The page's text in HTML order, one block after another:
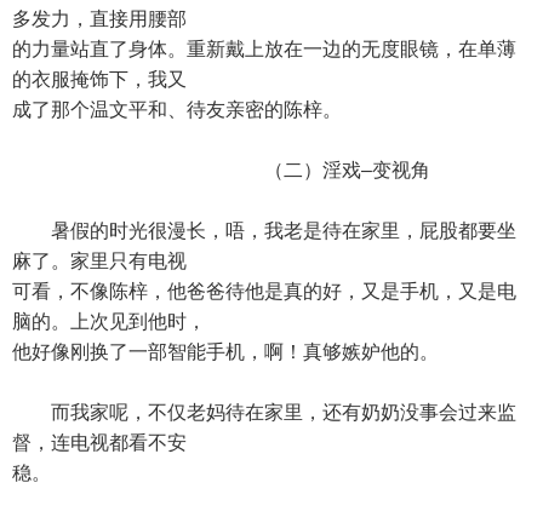
多发力，直接用腰部
的力量站直了身体。重新戴上放在一边的无度眼镜，在单薄
的衣服掩饰下，我又
成了那个温文平和、待友亲密的陈梓。
（二）淫戏–变视角
暑假的时光很漫长，唔，我老是待在家里，屁股都要坐
麻了。家里只有电视
可看，不像陈梓，他爸爸待他是真的好，又是手机，又是电
脑的。上次见到他时，
他好像刚换了一部智能手机，啊！真够嫉妒他的。
而我家呢，不仅老妈待在家里，还有奶奶没事会过来监
督，连电视都看不安
稳。